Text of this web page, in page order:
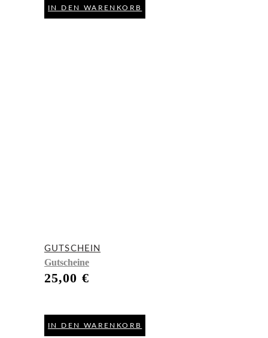
IN DEN WARENKORB
GUTSCHEIN
Gutscheine
25,00 €
IN DEN WARENKORB